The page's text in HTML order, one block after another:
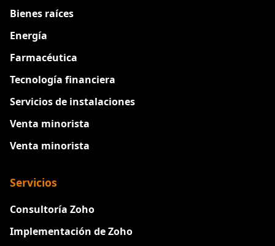
Bienes raíces
Energía
Farmacéutica
Tecnología financiera
Servicios de instalaciones
Venta minorista
Venta minorista
Servicios
Consultoría Zoho
Implementación de Zoho